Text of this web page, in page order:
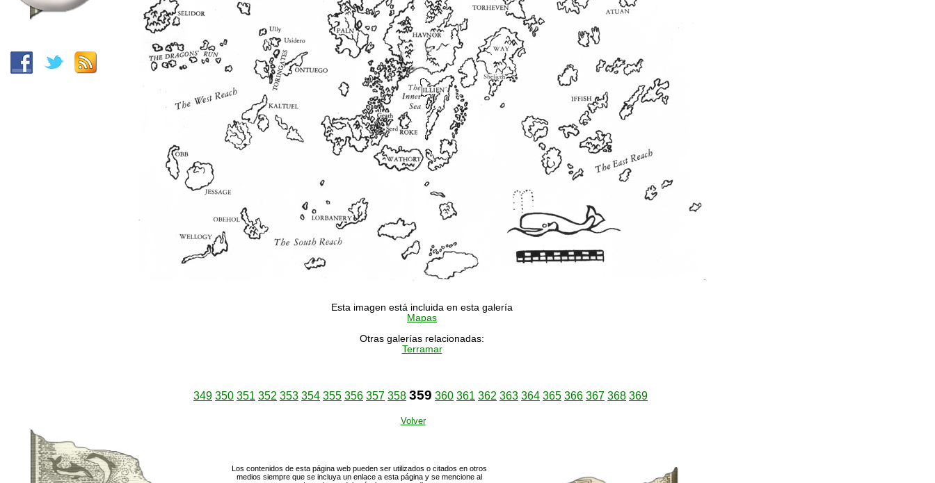
Esta imagen está incluida en esta galería
Mapas
Otras galerías relacionadas:
Terramar
349 350 351 352 353 354 355 356 357 358 359 360 361 362 363 364 365 366 367 368 369
Volver
Los contenidos de esta página web pueden ser utilizados o citados en otros
medios siempre que se incluya un enlace a esta página y se mencione al